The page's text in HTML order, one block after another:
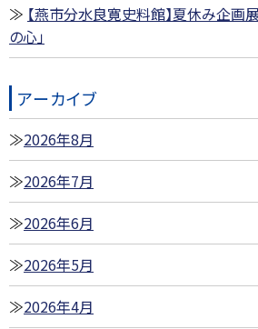
【燕市分水良寛史料館】夏休み企画
の心」
アーカイブ
2026年8月
2026年7月
2026年6月
2026年5月
2026年4月